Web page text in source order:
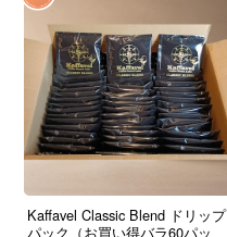
Kaffavel Classic Blend ドリップ
パック（お買い得バラ60パッ